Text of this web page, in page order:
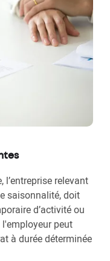
l’entreprise relevant
saisonnalité, doit
d’activité ou
peut
à durée déterminée